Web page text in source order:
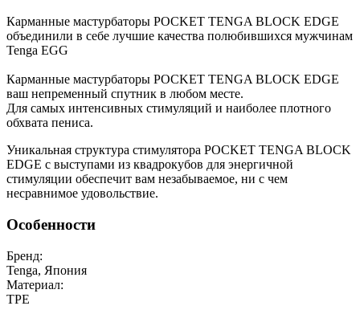
Карманные мастурбаторы POCKET TENGA BLOCK EDGE
объединили в себе лучшие качества полюбившихся мужчинам
Tenga EGG
Карманные мастурбаторы POCKET TENGA BLOCK EDGE
ваш непременный спутник в любом месте.
Для самых интенсивных стимуляций и наиболее плотного
обхвата пениса.
Уникальная структура стимулятора POCKET TENGA BLOCK
EDGE с выступами из квадрокубов для энергичной
стимуляции обеспечит вам незабываемое, ни с чем
несравнимое удовольствие.
Oсобенности
Бренд:
Tenga, Япония
Материал:
TPE